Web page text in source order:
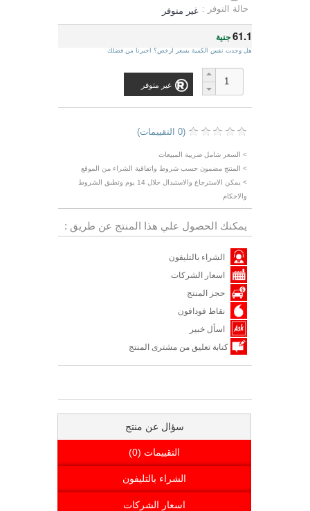
حالة التوفر : غير متوفر
61.1جنية
هل وجدت نفس الكمية بسعر ارخص؟ اخبرنا من فضلك
غير متوفر
(0 التقييمات)
> السعر شامل ضريبة المبيعات
> المنتج مضمون حسب شروط واتفاقية الشراء من الموقع
> يمكن الاسترجاع والاستبدال خلال 14 يوم وتطبق الشروط
والاحكام
يمكنك الحصول علي هذا المنتج عن طريق :
الشراء بالتليفون
اسعار الشركات
حجز المنتج
نقاط فودافون
اسأل خبير
كتابة تعليق من مشترى المنتج
سؤال عن منتج
التقييمات (0)
الشراء بالتليفون
اسعار الشركات